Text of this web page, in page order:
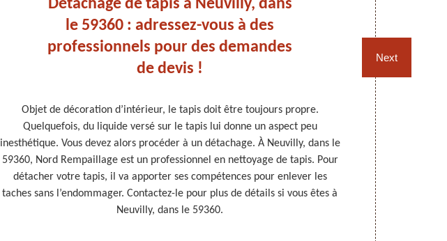
Détachage de tapis à Neuvilly, dans
le 59360 : adressez-vous à des
professionnels pour des demandes
de devis !
Objet de décoration d’intérieur, le tapis doit être toujours propre.
Quelquefois, du liquide versé sur le tapis lui donne un aspect peu
inesthétique. Vous devez alors procéder à un détachage. À Neuvilly, dans le
59360, Nord Rempaillage est un professionnel en nettoyage de tapis. Pour
détacher votre tapis, il va apporter ses compétences pour enlever les
taches sans l’endommager. Contactez-le pour plus de détails si vous êtes à
Neuvilly, dans le 59360.
Next